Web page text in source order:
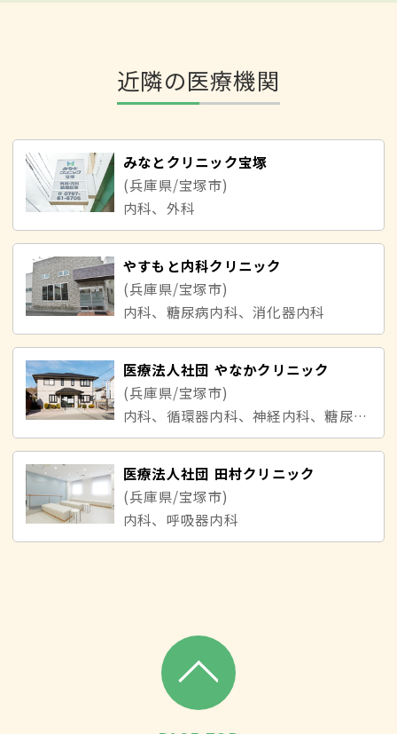
近隣の医療機関
みなとクリニック宝塚
(兵庫県/宝塚市)
内科、外科
やすもと内科クリニック
(兵庫県/宝塚市)
内科、糖尿病内科、消化器内科
医療法人社団 やなかクリニック
(兵庫県/宝塚市)
内科、循環器内科、神経内科、糖尿病内科
医療法人社団 田村クリニック
(兵庫県/宝塚市)
内科、呼吸器内科